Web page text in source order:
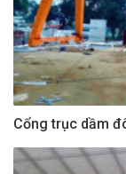
Cổng trục dầm